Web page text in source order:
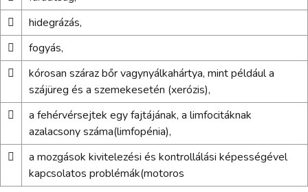

hidegrázás,

fogyás,

kórosan száraz bőr vagynyálkahártya, mint például a
szájüreg és a szemekesetén (xerózis),

a fehérvérsejtek egy fajtájának, a limfocitáknak
azalacsony száma(limfopénia),

a mozgások kivitelezési és kontrollálási képességével
kapcsolatos problémák(motoros